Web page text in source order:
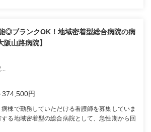
◎ブランクOK！地域密着型総合病院の病
山路病院】
374,500円
棟で勤務していただける看護師を募集していま
る地域密着型の総合病院として、急性期から回